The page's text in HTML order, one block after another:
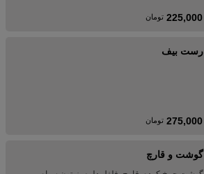
225,000 تومان
رست بیف
275,000 تومان
گوشت و قارچ